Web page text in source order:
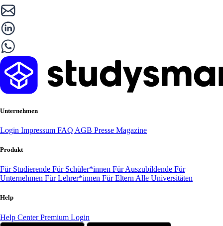
Unternehmen
Login Impressum FAQ AGB Presse Magazine
Produkt
Für Studierende Für Schüler*innen Für Auszubildende Für
Unternehmen Für Lehrer*innen Für Eltern Alle Universitäten
Help
Help CenterPremium Login